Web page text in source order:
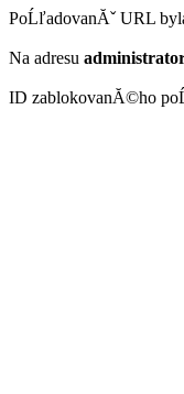
PoĹľadovanĂˇ URL
Na adresu
ID zablokovanĂ©ho